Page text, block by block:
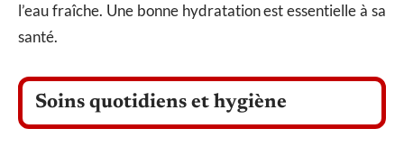
l’eau fraîche. Une bonne hydratation est essentielle à sa
santé.
Soins quotidiens et hygiène